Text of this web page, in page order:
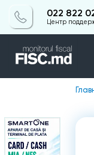
022 822
Центр